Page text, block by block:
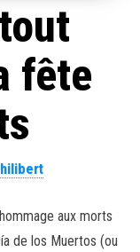
fête
aux morts
de los Muertos (ou